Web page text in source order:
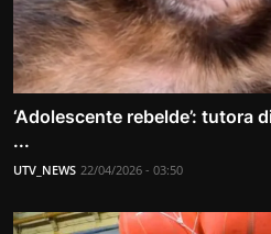
‘Adolescente rebelde’: tutora
...
UTV_NEWS 22/04/2026 - 03:50